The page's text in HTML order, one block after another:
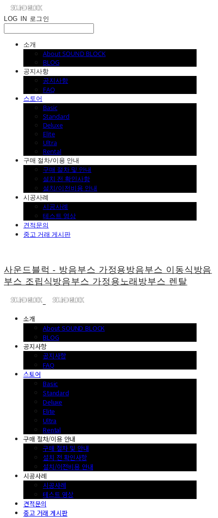
LOG IN 로그인
소개
About SOUND BLOCK
BLOG
공지사항
공지사항
FAQ
스토어
Basic
Standard
Deluxe
Elite
Ultra
Rental
구매 절차/이용 안내
구매 절차 및 안내
설치 전 확인사항
설치/이전비용 안내
시공사례
시공사례
테스트 영상
견적문의
중고 거래 게시판
사운드블럭 - 방음부스 가정용방음부스 이동식방음
부스 조립식방음부스 가정용노래방부스 렌탈
소개
About SOUND BLOCK
BLOG
공지사항
공지사항
FAQ
스토어
Basic
Standard
Deluxe
Elite
Ultra
Rental
구매 절차/이용 안내
구매 절차 및 안내
설치 전 확인사항
설치/이전비용 안내
시공사례
시공사례
테스트 영상
견적문의
중고 거래 게시판